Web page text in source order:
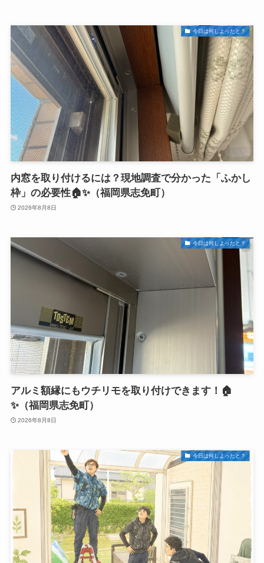
今日は何しよったと？
内窓を取り付けるには？現地調査で分かった「ふかし
枠」の必要性🏠✨（福岡県志免町）
2026年8月8日
今日は何しよったと？
アルミ額縁にもウチリモを取り付けできます！🏠
✨（福岡県志免町）
2026年8月8日
今日は何しよったと？